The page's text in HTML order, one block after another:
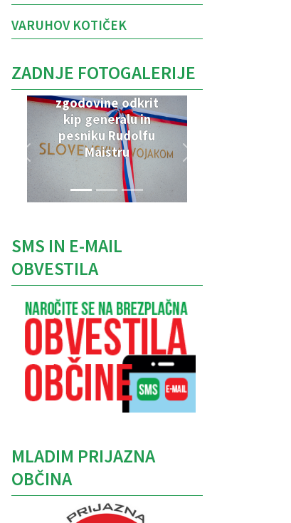
VARUHOV KOTIČEK
ZADNJE FOTOGALERIJE
V Parku vojaške
zgodovine odkrit
kip generalu in
pesniku Rudolfu
Maistru
SMS IN E-MAIL
OBVESTILA
MLADIM PRIJAZNA
OBČINA